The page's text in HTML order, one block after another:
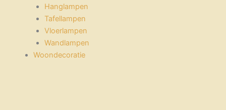
Hanglampen
Tafellampen
Vloerlampen
Wandlampen
Woondecoratie